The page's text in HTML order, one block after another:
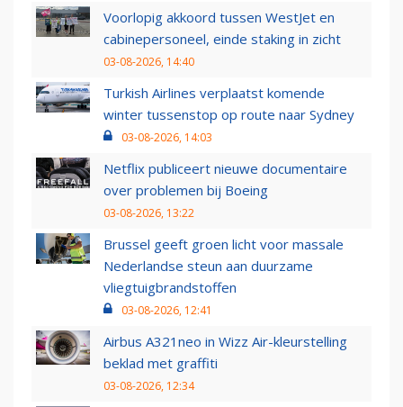
Voorlopig akkoord tussen WestJet en
cabinepersoneel, einde staking in zicht
03-08-2026, 14:40
Turkish Airlines verplaatst komende
winter tussenstop op route naar Sydney
03-08-2026, 14:03
Netflix publiceert nieuwe documentaire
over problemen bij Boeing
03-08-2026, 13:22
Brussel geeft groen licht voor massale
Nederlandse steun aan duurzame
vliegtuigbrandstoffen
03-08-2026, 12:41
Airbus A321neo in Wizz Air-kleurstelling
beklad met graffiti
03-08-2026, 12:34